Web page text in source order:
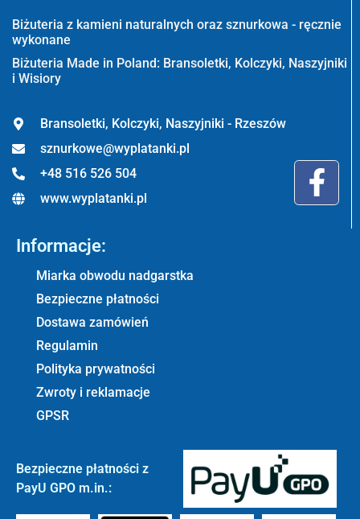
Biżuteria z kamieni naturalnych oraz sznurkowa - ręcznie
wykonane
Biżuteria Made in Poland: Bransoletki, Kolczyki, Naszyjniki
i Wisiory
Bransoletki, Kolczyki, Naszyjniki - Rzeszów
sznurkowe@wyplatanki.pl
+48 516 526 504
www.wyplatanki.pl
Informacje:
Miarka obwodu nadgarstka
Bezpieczne płatności
Dostawa zamówień
Regulamin
Polityka prywatności
Zwroty i reklamacje
GPSR
Bezpieczne płatności z
PayU GPO m.in.: